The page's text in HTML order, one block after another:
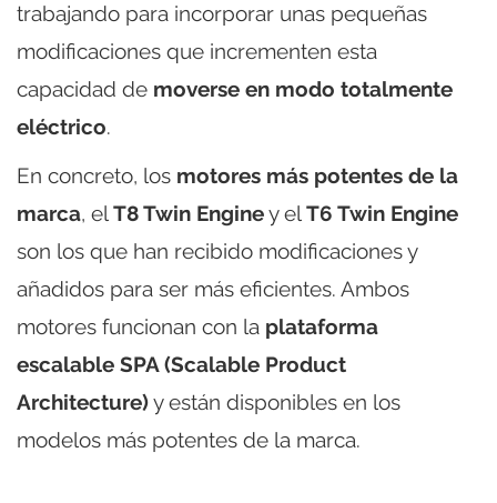
trabajando para incorporar unas pequeñas
modificaciones que incrementen esta
capacidad de moverse en modo totalmente
eléctrico.
En concreto, los motores más potentes de la
marca, elT8 Twin Enginey elT6 Twin Engine
son los que han recibido modificaciones y
añadidos para ser más eficientes. Ambos
motores funcionan con la plataforma
escalable SPA (Scalable Product
Architecture)y están disponibles en los
modelos más potentes de la marca.